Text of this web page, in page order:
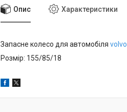
Опис Характеристики
Запасне колесо для автомобіля volvo
Розмір: 155/85/18